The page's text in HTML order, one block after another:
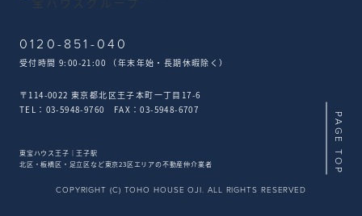
0120-851-040
受付時間 9:00-21:00 （年末年始・長期休暇除く）
〒114-0022 東京都北区王子本町一丁目17-6
TEL：03-5948-9760 FAX：03-5948-6707
東宝ハウス王子｜王子駅
北区・板橋区・足立区など東京23区エリアの不動産仲介業者
COPYRIGHT (C) TOHO HOUSE OJI. ALL RIGHTS RESERVED
PAGE TOP